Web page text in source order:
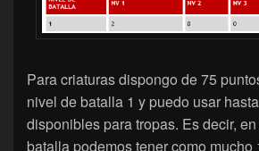
Para criaturas dispongo de 75
nivel de batalla 1 y puedo usar
disponibles para tropas. Es decir,
batalla podemos tener como mucho